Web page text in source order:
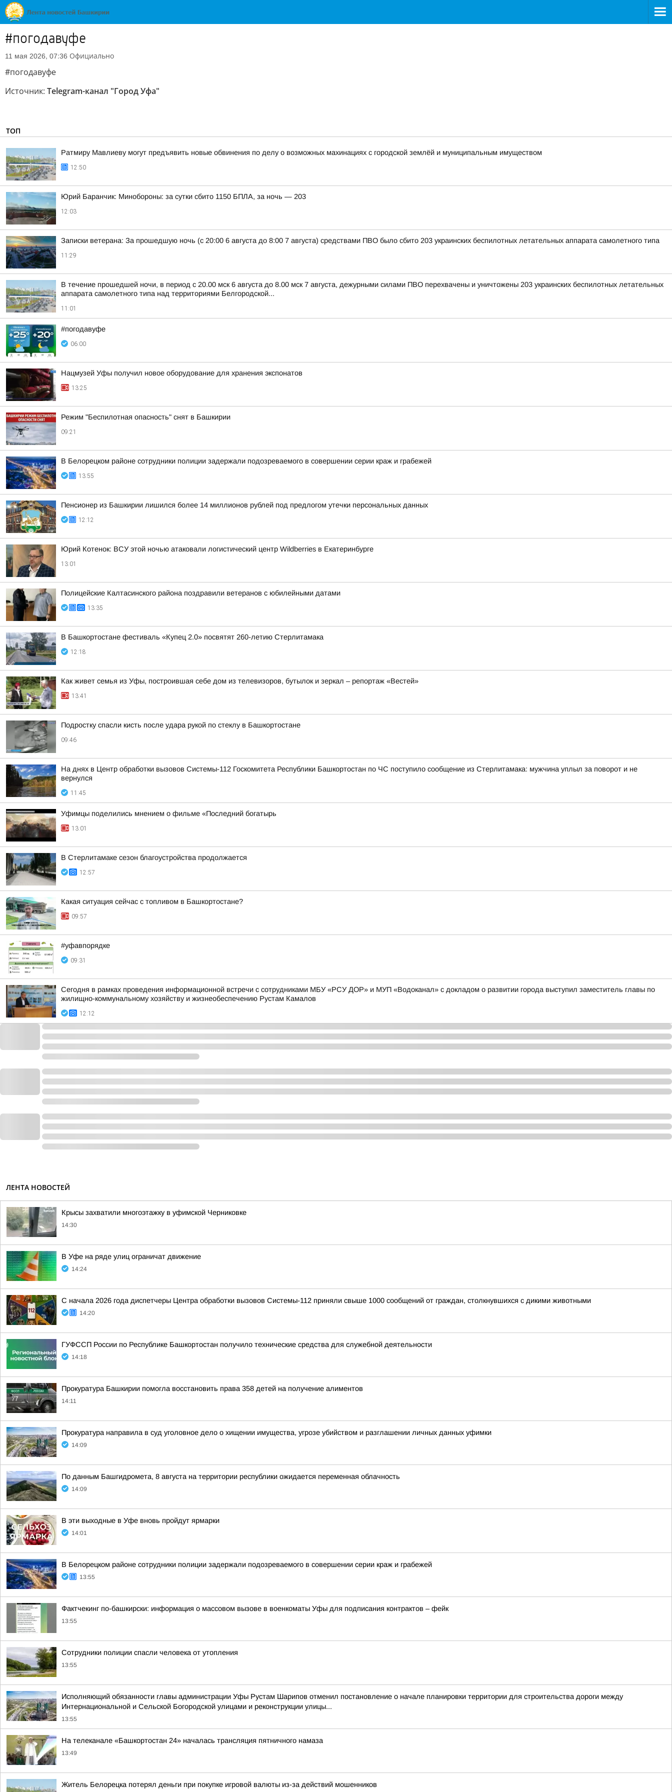
#погодавуфе
11 мая 2026, 07:36 Официально
#погодавуфе
Источник: Telegram-канал "Город Уфа"
ТОП
Ратмиру Мавлиеву могут предъявить новые обвинения по делу о возможных махинациях с городской землёй и муниципальным имуществом
12:50
Юрий Баранчик: Минобороны: за сутки сбито 1150 БПЛА, за ночь — 203
12:03
Записки ветерана: За прошедшую ночь (с 20:00 6 августа до 8:00 7 августа) средствами ПВО было сбито 203 украинских беспилотных летательных аппарата самолетного типа
11:29
В течение прошедшей ночи, в период с 20.00 мск 6 августа до 8.00 мск 7 августа, дежурными силами ПВО перехвачены и уничтожены 203 украинских беспилотных летательных
аппарата самолетного типа над территориями Белгородской...
11:01
#погодавуфе
06:00
Нацмузей Уфы получил новое оборудование для хранения экспонатов
13:25
Режим "Беспилотная опасность" снят в Башкирии
09:21
В Белорецком районе сотрудники полиции задержали подозреваемого в совершении серии краж и грабежей
13:55
Пенсионер из Башкирии лишился более 14 миллионов рублей под предлогом утечки персональных данных
12:12
Юрий Котенок: ВСУ этой ночью атаковали логистический центр Wildberries в Екатеринбурге
13:01
Полицейские Калтасинского района поздравили ветеранов с юбилейными датами
13:35
В Башкортостане фестиваль «Купец 2.0» посвятят 260-летию Стерлитамака
12:18
Как живет семья из Уфы, построившая себе дом из телевизоров, бутылок и зеркал – репортаж «Вестей»
13:41
Подростку спасли кисть после удара рукой по стеклу в Башкортостане
09:46
На днях в Центр обработки вызовов Системы-112 Госкомитета Республики Башкортостан по ЧС поступило сообщение из Стерлитамака: мужчина уплыл за поворот и не
вернулся
11:45
Уфимцы поделились мнением о фильме «Последний богатырь
13:01
В Стерлитамаке сезон благоустройства продолжается
12:57
Какая ситуация сейчас с топливом в Башкортостане?
09:57
#уфавпорядке
09:31
Сегодня в рамках проведения информационной встречи с сотрудниками МБУ «РСУ ДОР» и МУП «Водоканал» с докладом о развитии города выступил заместитель главы по
жилищно-коммунальному хозяйству и жизнеобеспечению Рустам Камалов
12:12
ЛЕНТА НОВОСТЕЙ
Крысы захватили многоэтажку в уфимской Черниковке
14:30
В Уфе на ряде улиц ограничат движение
14:24
С начала 2026 года диспетчеры Центра обработки вызовов Системы-112 приняли свыше 1000 сообщений от граждан, столкнувшихся с дикими животными
14:20
ГУФССП России по Республике Башкортостан получило технические средства для служебной деятельности
14:18
Прокуратура Башкирии помогла восстановить права 358 детей на получение алиментов
14:11
Прокуратура направила в суд уголовное дело о хищении имущества, угрозе убийством и разглашении личных данных уфимки
14:09
По данным Башгидромета, 8 августа на территории республики ожидается переменная облачность
14:09
В эти выходные в Уфе вновь пройдут ярмарки
14:01
В Белорецком районе сотрудники полиции задержали подозреваемого в совершении серии краж и грабежей
13:55
Фактчекинг по-башкирски: информация о массовом вызове в военкоматы Уфы для подписания контрактов – фейк
13:55
Сотрудники полиции спасли человека от утопления
13:55
Исполняющий обязанности главы администрации Уфы Рустам Шарипов отменил постановление о начале планировки территории для строительства дороги между
Интернациональной и Сельской Богородской улицами и реконструкции улицы...
13:55
На телеканале «Башкортостан 24» началась трансляция пятничного намаза
13:49
Житель Белорецка потерял деньги при покупке игровой валюты из-за действий мошенников